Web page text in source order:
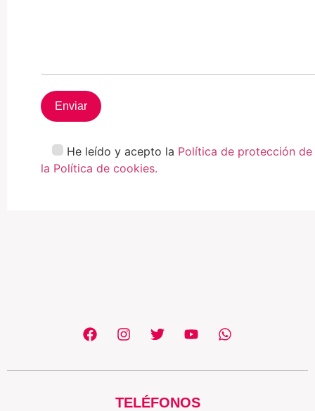
He leído y acepto la Política de protección
la Política de cookies.
TELÉFONOS